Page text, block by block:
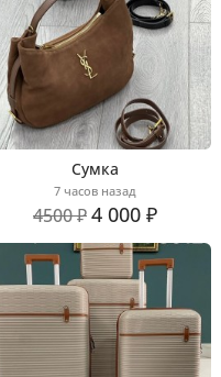
Сумка
7 часов назад
4500 ₽4 000 ₽